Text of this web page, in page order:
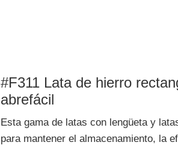
#F311 Lata de hierro
abrefácil
Esta gama de latas con lengüeta y
para mantener el almacenamiento, la